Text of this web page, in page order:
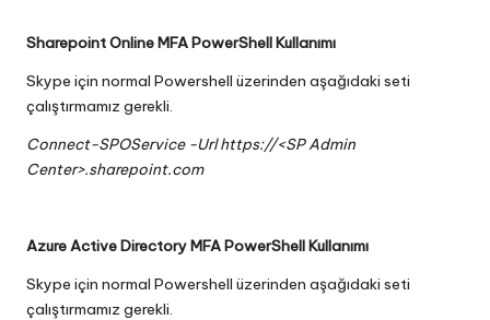
Sharepoint Online MFA PowerShell Kullanımı
Skype için normal Powershell üzerinden aşağıdaki seti
çalıştırmamız gerekli.
Connect-SPOService -Url https://<SP Admin
Center>.sharepoint.com
Azure Active Directory MFA PowerShell Kullanımı
Skype için normal Powershell üzerinden aşağıdaki seti
çalıştırmamız gerekli.